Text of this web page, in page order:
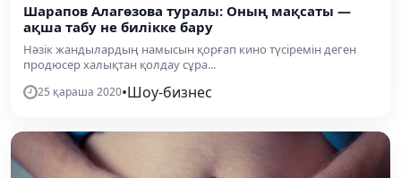
Шарапов Алагөзова туралы: Оның мақсаты —
ақша табу не билікке бару
Нәзік жандылардың намысын қорғап кино түсіремін деген
продюсер халықтан қолдау сұра...
25 қараша 2020•Шоу-бизнес